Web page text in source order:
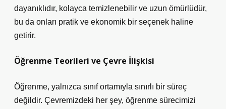
dayanıklıdır, kolayca temizlenebilir ve uzun ömürlüdür,
bu da onları pratik ve ekonomik bir seçenek haline
getirir.
Öğrenme Teorileri ve Çevre İlişkisi
Öğrenme, yalnızca sınıf ortamıyla sınırlı bir süreç
değildir. Çevremizdeki her şey, öğrenme sürecimizi